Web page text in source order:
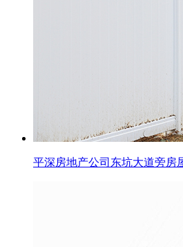
平深房地产公司东坑大道旁房